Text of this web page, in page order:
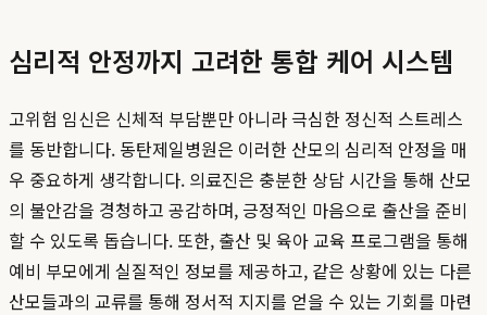
심리적 안정까지 고려한 통합 케어 시스템
고위험 임신은 신체적 부담뿐만 아니라 극심한 정신적 스트레스
를 동반합니다. 동탄제일병원은 이러한 산모의 심리적 안정을 매
우 중요하게 생각합니다. 의료진은 충분한 상담 시간을 통해 산모
의 불안감을 경청하고 공감하며, 긍정적인 마음으로 출산을 준비
할 수 있도록 돕습니다. 또한, 출산 및 육아 교육 프로그램을 통해
예비 부모에게 실질적인 정보를 제공하고, 같은 상황에 있는 다른
산모들과의 교류를 통해 정서적 지지를 얻을 수 있는 기회를 마련